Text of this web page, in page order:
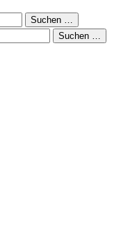
Suchen …
Suchen …